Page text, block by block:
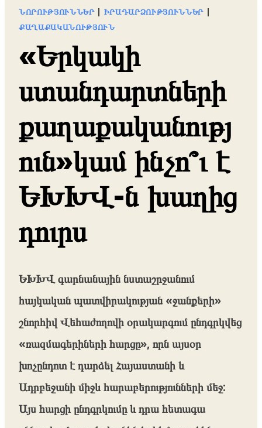
ՆՈՐՈՒԹՅՈՒՆՆԵՐ| ԻՐԱԴԱՐՁՈՒԹՅՈՒՆՆԵՐ|
ՔԱՂԱՔԱԿԱՆՈՒԹՅՈՒՆ
«Երկակի
ստանդարտների
քաղաքականությ
ուն»կամ ինչո՞ւ է
ԵԽԽՎ-ն խաղից
դուրս
ԵԽԽՎ գարնանային նստաշրջանում
հայկական պատվիրակության «ջանքերի»
շնորհիվ Վեհաժողովի օրակարգում ընդգրկվեց
«ռազմագերիների հարցը», որն այսօր
խոչընդոտ է դարձել Հայաստանի և
Ադրբեջանի միջև հարաբերությունների մեջ:
Այս հարցի ընդգրկումը և դրա հետագա